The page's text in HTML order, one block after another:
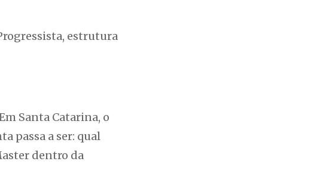
estrutura
Santa Catarina, o
passa a ser: qual
dentro da